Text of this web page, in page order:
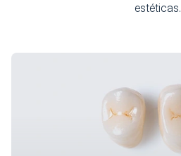
estéticas.